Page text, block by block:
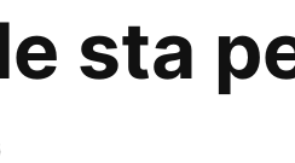
sta